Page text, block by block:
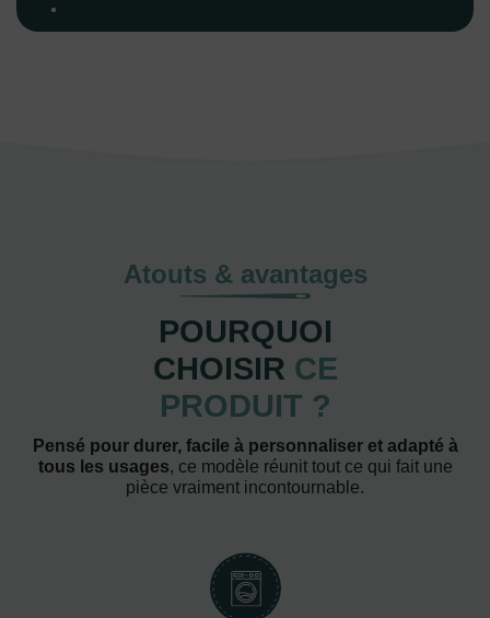
Atouts & avantages
POURQUOI
CHOISIR CE
PRODUIT ?
Pensé pour durer, facile à personnaliser et adapté à
tous les usages, ce modèle réunit tout ce qui fait une
pièce vraiment incontournable.